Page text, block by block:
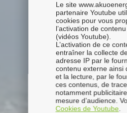
Le site
partenaire Youtube
cookies pour vous
l’activation de
(vidéos Youtube).
L’activation de ce
entraîner la collecte
adresse IP par le
contenu externe ainsi
et la lecture, par le
ces contenus, de
notamment
mesure d’audience.
Cookies de Youtube